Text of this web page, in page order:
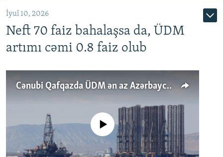
İyul 10, 2026
Neft 70 faiz bahalaşsa da, ÜDM
artımı cəmi 0.8 faiz olub
Cənubi Qafqazda ÜDM ən az Azərbaycanda artır: Qonşuları niyə Bakını qabaqlaya bilir?
No media source currently available